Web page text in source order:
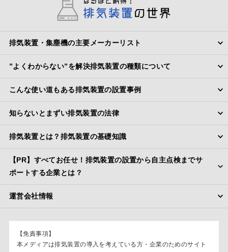
排気装置・集塵機の主要メーカーリスト
”よくわからない”を解決排気装置の種類について
こんな使い道もある排気装置の設置事例
知らないとまずい排気装置の法律
排気装置とは？排気装置の基礎知識
【PR】すべてお任せ！排気装置の設置から自主点検までサ
ポートする企業とは？
運営会社情報
【免責事項】
本メディアは排気装置の導入を考えている方・企業のためのサイト